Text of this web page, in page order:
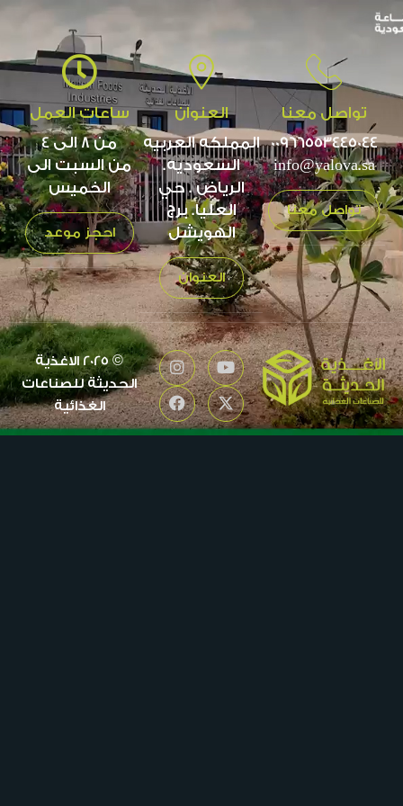
تواصل معنا
00966553445044
info@yalova.sa
تواصل معنا
العنوان
المملكه العربيه
السعوديه.
الرياض . حي
العليا. برج
الهويشل
العنوان
ساعات العمل
من 8 الى 4
من السبت الى
الخميس
احجز موعد
© 2025 الاغذية
الحديثة للصناعات
الغذائية